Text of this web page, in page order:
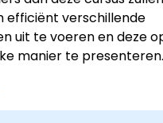
toepassingen.
efficiënt verschillende
uit te voeren en deze
manier te
het maken van
en versnellen,